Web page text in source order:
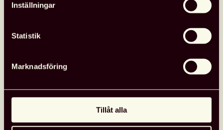
Inställningar
Statistik
Marknadsföring
Tillåt alla
Arrangör:Lunds kommun
Datum: 14-19 april 2024